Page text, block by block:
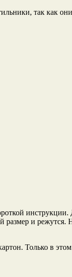
так как
и режутся.
Только в